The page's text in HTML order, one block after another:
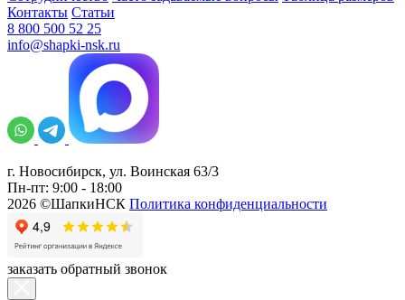
Контакты Статьи
8 800 500 52 25
info@shapki-nsk.ru
г. Новосибирск, ул. Воинская 63/3
Пн-пт: 9:00 - 18:00
2026 ©ШапкиНСК Политика конфиденциальности
заказать обратный звонок